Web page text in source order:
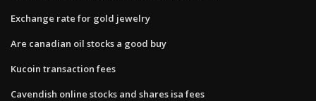
Exchange rate for gold jewelry
Are canadian oil stocks a good buy
Kucoin transaction fees
Cavendish online stocks and shares isa fees